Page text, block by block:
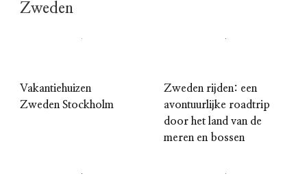
Zweden
Vakantiehuizen
Zweden Stockholm
Zweden rijden: een
avontuurlijke roadtrip
door het land van de
meren en bossen